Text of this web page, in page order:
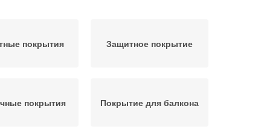
покрытия Защитное покрытие
покрытия Покрытие для балкона